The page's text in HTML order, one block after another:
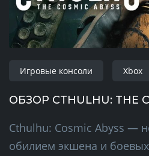
Игровые консоли Xbox
ОБЗОР CTHULHU: THE
Cthulhu: Cosmic Abyss —
обилием экшена и